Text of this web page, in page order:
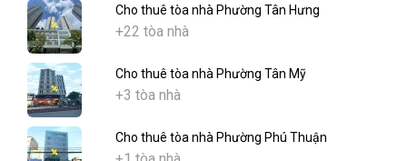
Cho thuê tòa nhà Phường Tân Hưng
+22 tòa nhà
Cho thuê tòa nhà Phường Tân Mỹ
+3 tòa nhà
Cho thuê tòa nhà Phường Phú Thuận